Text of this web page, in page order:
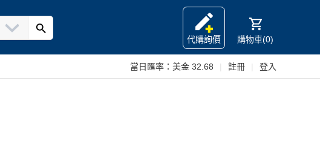
代購詢價
購物車(0)
當日匯率： 美金 32.68 註冊 登入